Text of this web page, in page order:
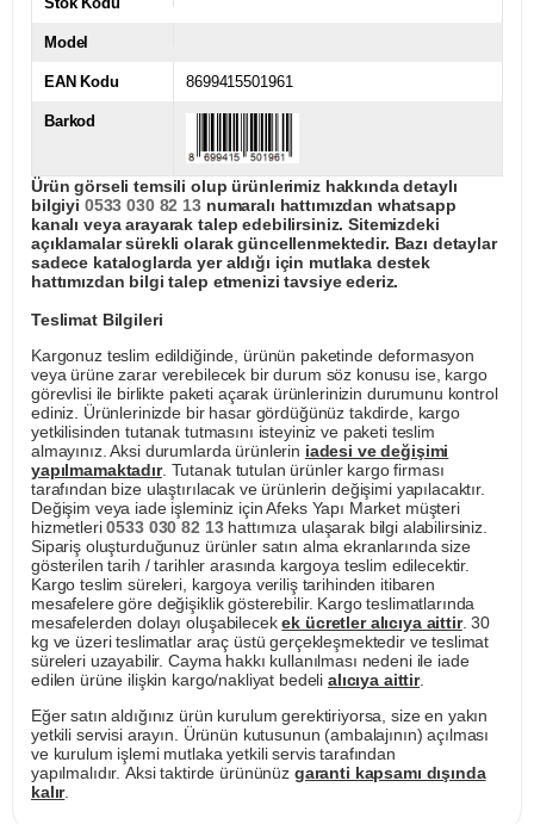
Model
EAN Kodu 8699415501961
Barkod
Ürün görseli temsili olup ürünlerimiz hakkında detaylı
bilgiyi 0533 030 82 13numaralı hattımızdan whatsapp
kanalı veya arayarak talep edebilirsiniz. Sitemizdeki
açıklamalar sürekli olarak güncellenmektedir. Bazı detaylar
sadece kataloglarda yer aldığı için mutlaka destek
hattımızdan bilgi talep etmenizi tavsiye ederiz.
Teslimat Bilgileri
Kargonuz teslim edildiğinde, ürünün paketinde deformasyon
veya ürüne zarar verebilecek bir durum söz konusu ise, kargo
görevlisi ile birlikte paketi açarak ürünlerinizin durumunu kontrol
ediniz. Ürünlerinizde bir hasar gördüğünüz takdirde, kargo
yetkilisinden tutanak tutmasını isteyiniz ve paketi teslim
almayınız. Aksi durumlarda ürünlerin iadesi ve değişimi
yapılmamaktadır. Tutanak tutulan ürünler kargo firması
tarafından bize ulaştırılacak ve ürünlerin değişimi yapılacaktır.
Değişim veya iade işleminiz için Afeks Yapı Market müşteri
hizmetleri0533 030 82 13hattımıza ulaşarak bilgi alabilirsiniz.
Sipariş oluşturduğunuz ürünler satın alma ekranlarında size
gösterilen tarih / tarihler arasında kargoya teslim edilecektir.
Kargo teslim süreleri, kargoya veriliş tarihinden itibaren
mesafelere göre değişiklik gösterebilir. Kargo teslimatlarında
mesafelerden dolayı oluşabilecekek ücretler alıcıya aittir. 30
kg ve üzeri teslimatlar araç üstü gerçekleşmektedir ve teslimat
süreleri uzayabilir. Cayma hakkı kullanılması nedeni ile iade
edilen ürüne ilişkin kargo/nakliyat bedeli alıcıya aittir.
Eğer satın aldığınız ürün kurulum gerektiriyorsa, size en yakın
yetkili servisi arayın. Ürünün kutusunun (ambalajının) açılması
ve kurulum işlemi mutlaka yetkili servis tarafından
yapılmalıdır. Aksi taktirde ürününüz garanti kapsamı dışında
kalır.